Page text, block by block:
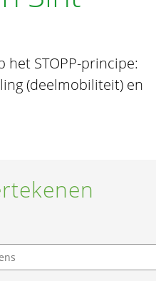
STOPP-principe:
(deelmobiliteit) en